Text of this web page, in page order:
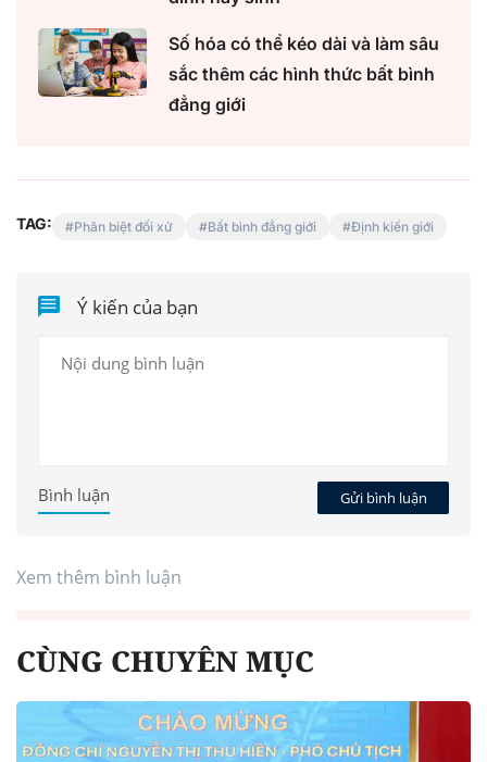
Số hóa có thể kéo dài và làm sâu
sắc thêm các hình thức bất bình
đẳng giới
TAG: Phân biệt đối xử Bất bình đẳng giới Định kiến giới
Ý kiến của bạn
Gửi bình luận
Bình luận
Xem thêm bình luận
CÙNG CHUYÊN MỤC